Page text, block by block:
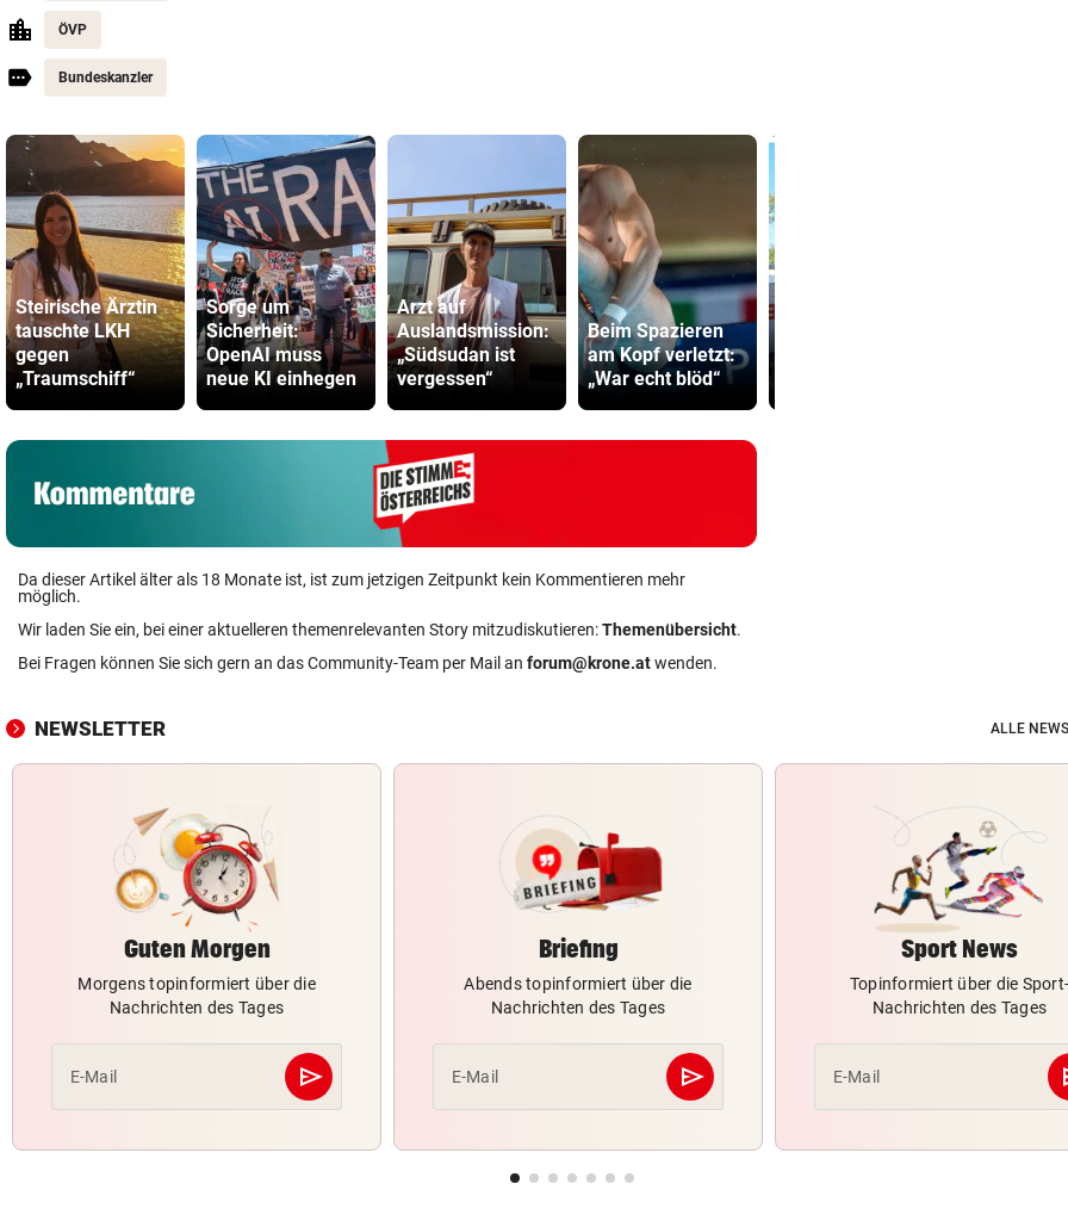
ÖVP
Bundeskanzler
Steirische Ärztin
tauschte LKH
gegen
„Traumschiff“
Sorge um
Sicherheit:
OpenAI muss
neue KI einhegen
Arzt auf
Auslandsmission:
„Südsudan ist
vergessen“
Beim Spazieren
am Kopf verletzt:
„War echt blöd“
Da dieser Artikel älter als 18 Monate ist, ist zum jetzigen Zeitpunkt kein Kommentieren mehr
möglich.
Wir laden Sie ein, bei einer aktuelleren themenrelevanten Story mitzudiskutieren:Themenübersicht.
Bei Fragen können Sie sich gern an das Community-Team per Mail an forum@krone.atwenden.
NEWSLETTER ALLE
Guten Morgen
Morgens topinformiert über die
Nachrichten des Tages
E-Mail send
Abschicken
Briefing
Abends topinformiert über die
Nachrichten des Tages
E-Mail send
Abschicken
Sport News
Topinformiert über die Sport-
Nachrichten des Tages
E-Mail